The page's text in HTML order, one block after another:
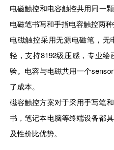
电磁触控和电容触控共用同一
电磁笔书写和手指电容触控两种
电磁触控采用无源电磁笔，
轻，支持8192级压感，专业
验。电容与电磁共用一个
了成本。
磁容触控方案对于采用手写笔
书，笔记本电脑等终端设备都
及性价比优势。